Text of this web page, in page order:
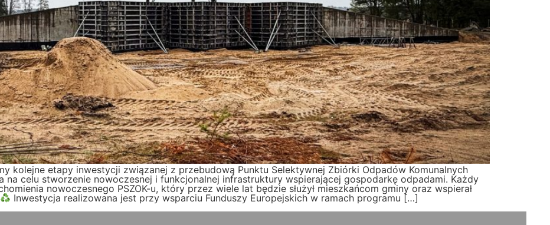
kolejne etapy inwestycji związanej z przebudową Punktu Selektywnej Zbiórki Odpadów Komunalnych
na celu stworzenie nowoczesnej i funkcjonalnej infrastruktury wspierającej gospodarkę odpadami. Każdy
nowoczesnego PSZOK-u, który przez wiele lat będzie służył mieszkańcom gminy oraz wspierał
Inwestycja realizowana jest przy wsparciu Funduszy Europejskich w ramach programu […]